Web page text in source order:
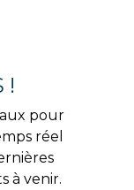
!
pour
réel
à venir.